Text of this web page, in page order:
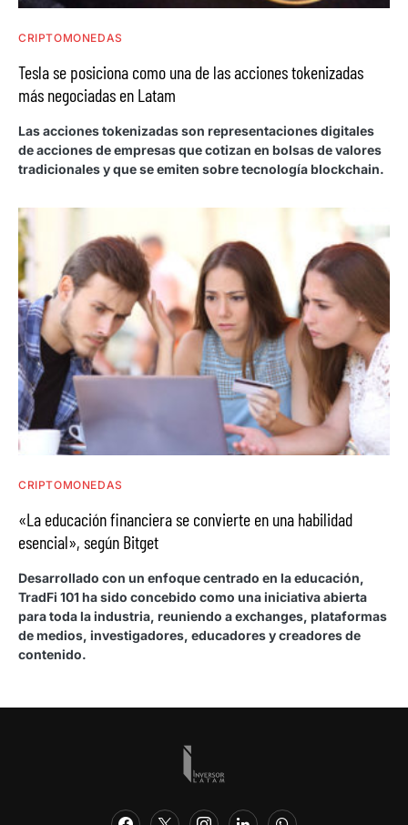
CRIPTOMONEDAS
Tesla se posiciona como una de las acciones tokenizadas
más negociadas en Latam
Las acciones tokenizadas son representaciones digitales
de acciones de empresas que cotizan en bolsas de valores
tradicionales y que se emiten sobre tecnología blockchain.
CRIPTOMONEDAS
«La educación financiera se convierte en una habilidad
esencial», según Bitget
Desarrollado con un enfoque centrado en la educación,
TradFi 101 ha sido concebido como una iniciativa abierta
para toda la industria, reuniendo a exchanges, plataformas
de medios, investigadores, educadores y creadores de
contenido.